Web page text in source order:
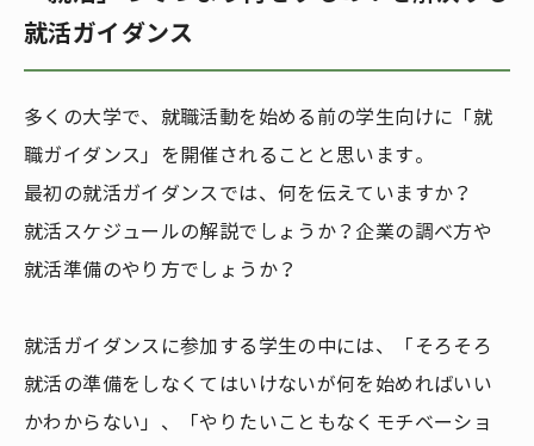
就活ガイダンス
多くの大学で、就職活動を始める前の学生向けに「就
職ガイダンス」を開催されることと思います。
最初の就活ガイダンスでは、何を伝えていますか？
就活スケジュールの解説でしょうか？企業の調べ方や
就活準備のやり方でしょうか？
就活ガイダンスに参加する学生の中には、「そろそろ
就活の準備をしなくてはいけないが何を始めればいい
かわからない」、「やりたいこともなくモチベーショ